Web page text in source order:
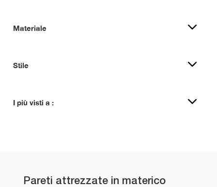
Materiale
Stile
I più visti a :
Pareti attrezzate in materico